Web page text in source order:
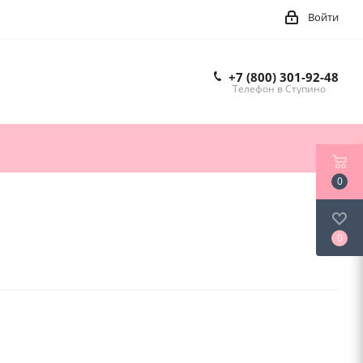
Войти
+7 (800) 301-92-48
Телефон в Ступино
0
0